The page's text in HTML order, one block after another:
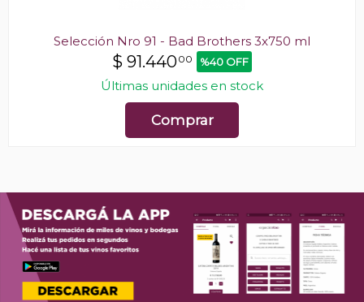
Selección Nro 91 - Bad Brothers 3x750 ml
$ 91.44000 %40 OFF
Últimas unidades en stock
Comprar